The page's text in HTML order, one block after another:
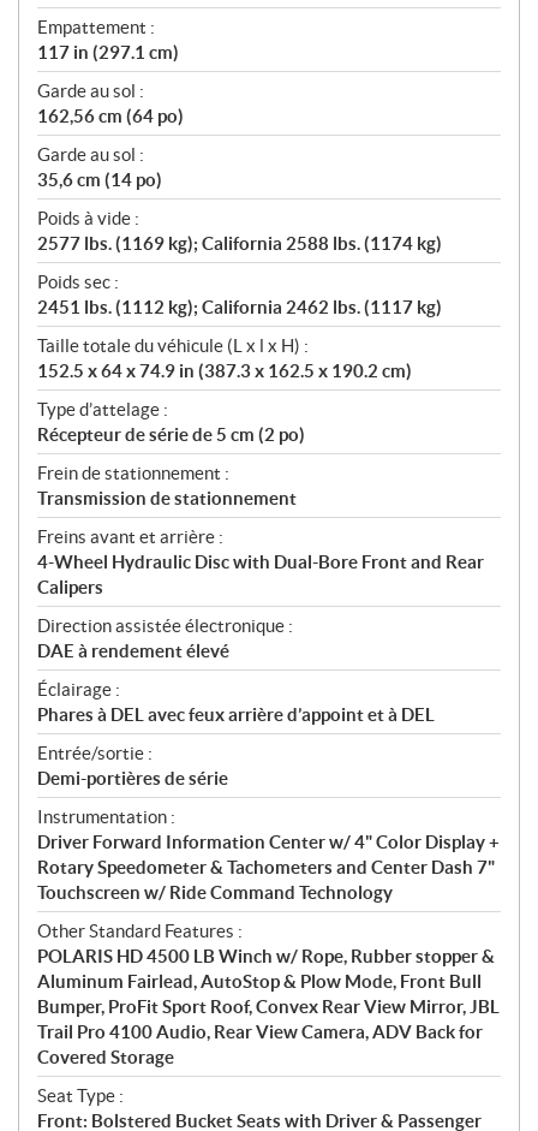
Empattement :
117 in (297.1 cm)
Garde au sol :
162,56 cm (64 po)
Garde au sol :
35,6 cm (14 po)
Poids à vide :
2577 lbs. (1169 kg); California 2588 lbs. (1174 kg)
Poids sec :
2451 lbs. (1112 kg); California 2462 lbs. (1117 kg)
Taille totale du véhicule (L x l x H) :
152.5 x 64 x 74.9 in (387.3 x 162.5 x 190.2 cm)
Type d’attelage :
Récepteur de série de 5 cm (2 po)
Frein de stationnement :
Transmission de stationnement
Freins avant et arrière :
4-Wheel Hydraulic Disc with Dual-Bore Front and Rear
Calipers
Direction assistée électronique :
DAE à rendement élevé
Éclairage :
Phares à DEL avec feux arrière d’appoint et à DEL
Entrée/sortie :
Demi-portières de série
Instrumentation :
Driver Forward Information Center w/ 4" Color Display +
Rotary Speedometer & Tachometers and Center Dash 7"
Touchscreen w/ Ride Command Technology
Other Standard Features :
POLARIS HD 4500 LB Winch w/ Rope, Rubber stopper &
Aluminum Fairlead, AutoStop & Plow Mode, Front Bull
Bumper, ProFit Sport Roof, Convex Rear View Mirror, JBL
Trail Pro 4100 Audio, Rear View Camera, ADV Back for
Covered Storage
Seat Type :
Front: Bolstered Bucket Seats with Driver & Passenger